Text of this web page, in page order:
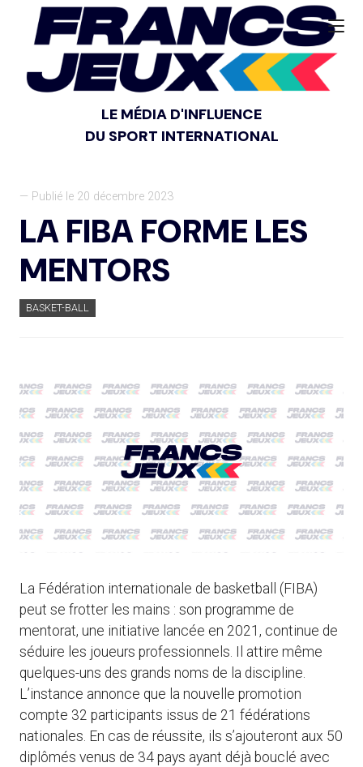
LE MÉDIA D'INFLUENCE
DU SPORT INTERNATIONAL
— Publié le 20 décembre 2023
LA FIBA FORME LES
MENTORS
BASKET-BALL
La Fédération internationale de basketball (FIBA)
peut se frotter les mains : son programme de
mentorat, une initiative lancée en 2021, continue de
séduire les joueurs professionnels. Il attire même
quelques-uns des grands noms de la discipline.
L’instance annonce que la nouvelle promotion
compte 32 participants issus de 21 fédérations
nationales. En cas de réussite, ils s’ajouteront aux 50
diplômés venus de 34 pays ayant déjà bouclé avec